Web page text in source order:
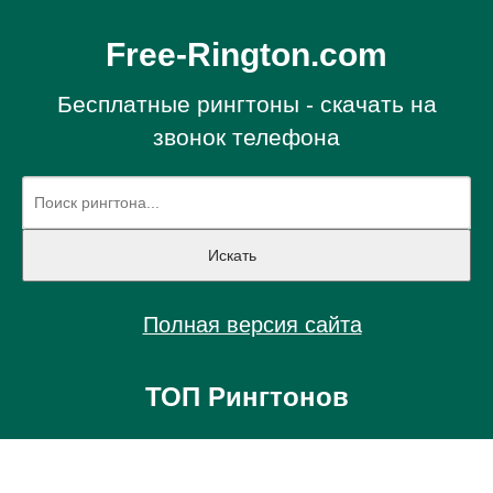
Free-Rington.com
Бесплатные рингтоны - скачать на
звонок телефона
Полная версия сайта
ТОП Рингтонов